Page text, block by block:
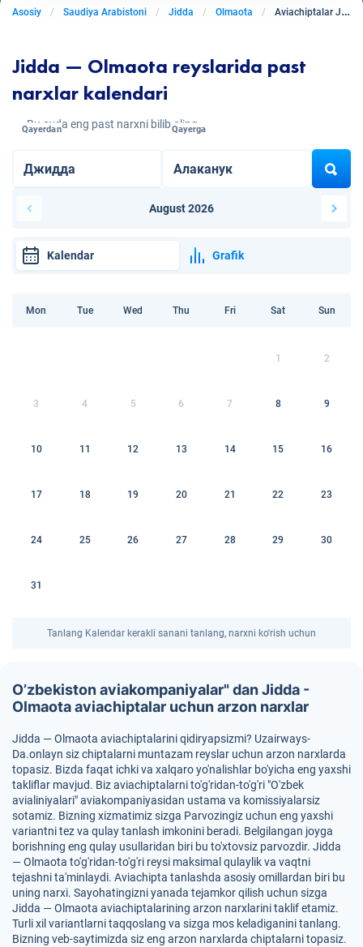
Asosiy Saudiya Arabistoni Jidda Olmaota Aviachiptalar Jiddadan Olmaotaga
Jidda — Olmaota reyslarida past
narxlar kalendari
Bu oyda eng past narxni bilib oling
Qayerdan Qayerga
August 2026
Kalendar Grafik
Mon Tue Wed Thu Fri Sat Sun
1 2
3 4 5 6 7 8 9
10 11 12 13 14 15 16
17 18 19 20 21 22 23
24 25 26 27 28 29 30
31
Tanlang Kalendar kerakli sanani tanlang, narxni ko'rish uchun
O’zbekiston aviakompaniyalar" dan Jidda -
Olmaota aviachiptalar uchun arzon narxlar
Jidda — Olmaota aviachiptalarini qidiryapsizmi? Uzairways-
Da.onlayn siz chiptalarni muntazam reyslar uchun arzon narxlarda
topasiz. Bizda faqat ichki va xalqaro yo'nalishlar bo'yicha eng yaxshi
takliflar mavjud. Biz aviachiptalarni to'g'ridan-to'g'ri "O'zbek
avialiniyalari" aviakompaniyasidan ustama va komissiyalarsiz
sotamiz. Bizning xizmatimiz sizga Parvozingiz uchun eng yaxshi
variantni tez va qulay tanlash imkonini beradi. Belgilangan joyga
borishning eng qulay usullaridan biri bu to'xtovsiz parvozdir. Jidda
— Olmaota to'g'ridan-to'g'ri reysi maksimal qulaylik va vaqtni
tejashni ta'minlaydi. Aviachipta tanlashda asosiy omillardan biri bu
uning narxi. Sayohatingizni yanada tejamkor qilish uchun sizga
Jidda — Olmaota aviachiptalarining arzon narxlarini taklif etamiz.
Turli xil variantlarni taqqoslang va sizga mos keladiganini tanlang.
Bizning veb-saytimizda siz eng arzon narxlarda chiptalarni topasiz.